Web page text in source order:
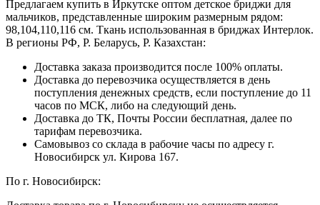
Предлагаем купить в Иркутске оптом детское бриджи для
мальчиков, представленные широким размерным рядом:
98,104,110,116 см. Ткань использованная в бриджах Интерлок.
В регионы РФ, Р. Беларусь, Р. Казахстан:
Доставка заказа производится после 100% оплаты.
Доставка до перевозчика осуществляется в день
поступления денежных средств, если поступление до 11
часов по МСК, либо на следующий день.
Доставка до ТК, Почты России бесплатная, далее по
тарифам перевозчика.
Самовывоз со склада в рабочие часы по адресу г.
Новосибирск ул. Кирова 167.
По г. Новосибирск: